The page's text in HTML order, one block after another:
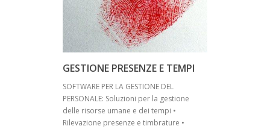
GESTIONE PRESENZE E TEMPI
SOFTWARE PER LA GESTIONE DEL
PERSONALE: Soluzioni per la gestione
delle risorse umane e dei tempi •
Rilevazione presenze e timbrature •